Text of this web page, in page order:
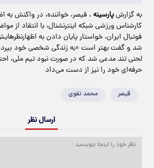
به گزارشپارسینه ، قیصر، خواننده، در واکنش به
کارشناس ورزشی شبکه اینترنشنال، با انتقاد از
فوتبال ایران، خواستار پایان دادن به
شد و گفت بهتر است «به زندگی شخصی خود
لحنی تند مدعی شد که در صورت نبود تیم ملی،
حرفه‌ای خود را نیز از دست می‌داد
قیصر محمد تقوی
ارسال نظر